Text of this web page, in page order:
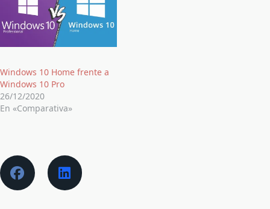
Windows 10 Home frente a
Windows 10 Pro
26/12/2020
En «Comparativa»